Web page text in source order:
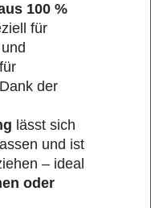
100 %
für
der
lässt sich
und ist
– ideal
oder